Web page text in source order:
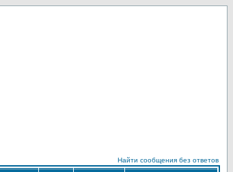
Найти сообщения без ответов